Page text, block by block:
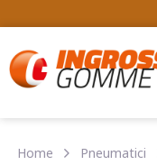
Home Pneumatici